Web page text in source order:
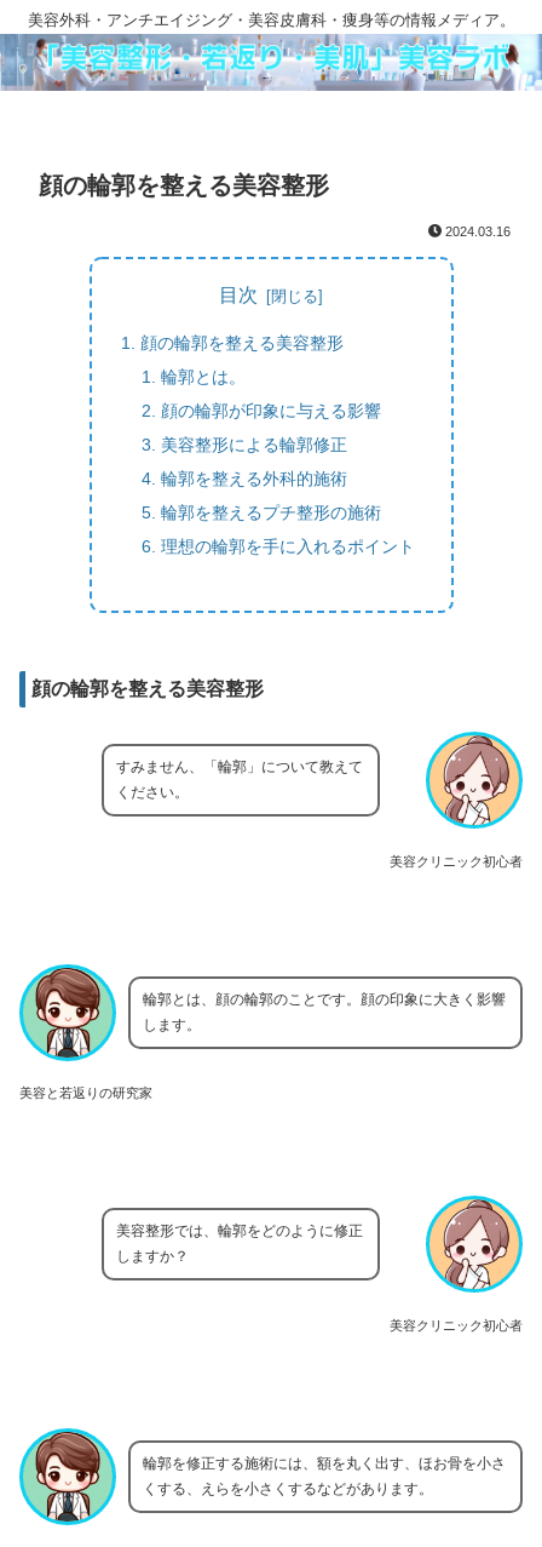
美容外科・アンチエイジング・美容皮膚科・痩身等の情報メディア。
顔の輪郭を整える美容整形
2024.03.16
目次
顔の輪郭を整える美容整形
輪郭とは。
顔の輪郭が印象に与える影響
美容整形による輪郭修正
輪郭を整える外科的施術
輪郭を整えるプチ整形の施術
理想の輪郭を手に入れるポイント
顔の輪郭を整える美容整形
美容クリニック初心者
すみません、「輪郭」について教えて
ください。
美容と若返りの研究家
輪郭とは、顔の輪郭のことです。顔の印象に大きく影響
します。
美容クリニック初心者
美容整形では、輪郭をどのように修正
しますか？
輪郭を修正する施術には、額を丸く出す、ほお骨を小さ
くする、えらを小さくするなどがあります。